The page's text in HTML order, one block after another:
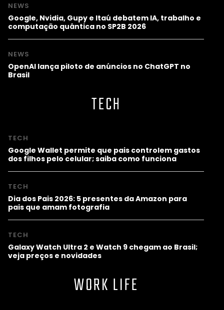
NEWS
Google, Nvidia, Gupy e Itaú debatem IA, trabalho e
computação quântica no SP2B 2026
NEWS
OpenAI lança piloto de anúncios no ChatGPT no
Brasil
TECH
TECH
Google Wallet permite que pais controlem gastos
dos filhos pelo celular; saiba como funciona
TECH
Dia dos Pais 2026: 5 presentes da Amazon para
pais que amam fotografia
TECH
Galaxy Watch Ultra 2 e Watch 9 chegam ao Brasil;
veja preços e novidades
WORK LIFE